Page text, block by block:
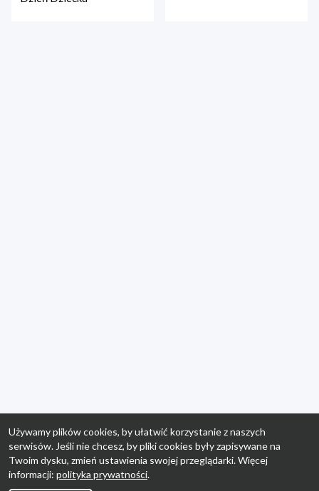
Używamy plików cookies, by ułatwić korzystanie z naszych
serwisów. Jeśli nie chcesz, by pliki cookies były zapisywane na
Twoim dysku, zmień ustawienia swojej przeglądarki. Więcej
informacji: polityka prywatności.